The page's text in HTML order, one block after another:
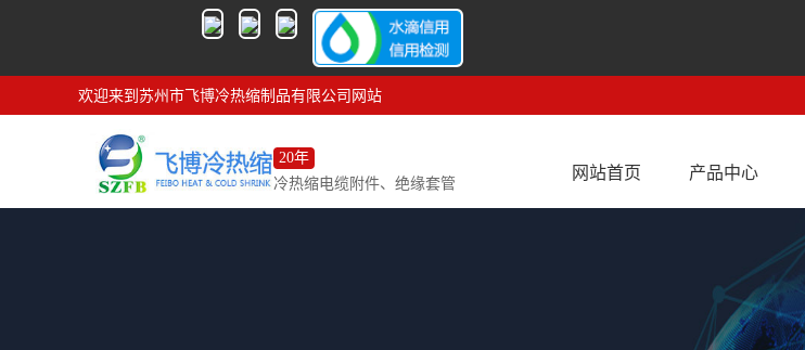
欢迎来到苏州市飞博冷热缩制品有限公司网站
20年
冷热缩电缆附件、绝缘套管
网站首页 产品中心